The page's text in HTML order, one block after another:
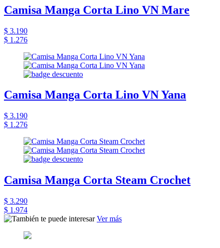
Camisa Manga Corta Lino VN Mare
$ 3.190
$ 1.276
Camisa Manga Corta Lino VN Yana
$ 3.190
$ 1.276
Camisa Manga Corta Steam Crochet
$ 3.290
$ 1.974
Ver más